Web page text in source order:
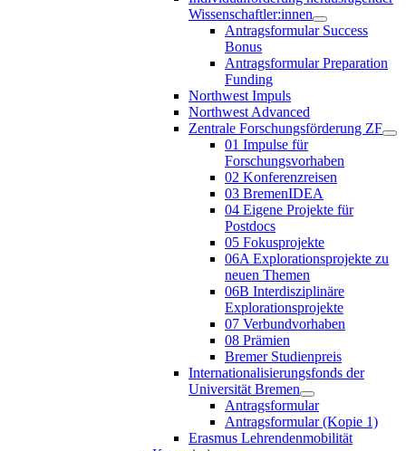
Wissenschaftler:innen
Antragsformular Success
Bonus
Antragsformular Preparation
Funding
Northwest Impuls
Northwest Advanced
Zentrale Forschungsförderung ZF
01 Impulse für
Forschungsvorhaben
02 Konferenzreisen
03 BremenIDEA
04 Eigene Projekte für
Postdocs
05 Fokusprojekte
06A Explorationsprojekte zu
neuen Themen
06B Interdisziplinäre
Explorationsprojekte
07 Verbundvorhaben
08 Prämien
Bremer Studienpreis
Internationalisierungsfonds der
Universität Bremen
Antragsformular
Antragsformular (Kopie 1)
Erasmus Lehrendenmobilität